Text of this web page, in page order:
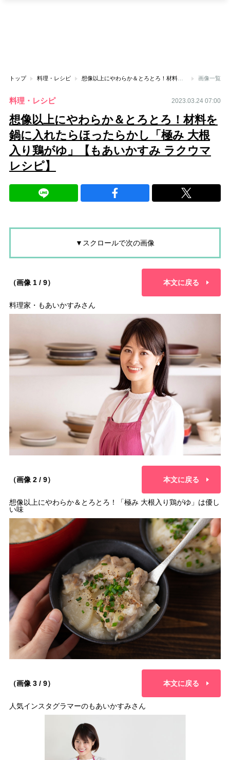
トップ 料理・レシピ 想像以上にやわらか＆とろとろ！材料を鍋に入れたらほったらかし「極み 大根入り鶏がゆ」【もあいかすみ ラクウマレシピ】 画像一覧
料理・レシピ 2023.03.24 07:00
想像以上にやわらか＆とろとろ！材料を
鍋に入れたらほったらかし「極み 大根
入り鶏がゆ」【もあいかすみ ラクウマ
レシピ】
▼スクロールで次の画像
（画像 1 / 9） 本文に戻る
料理家・もあいかすみさん
（画像 2 / 9） 本文に戻る
想像以上にやわらか＆とろとろ！「極み 大根入り鶏がゆ」は優し
い味
（画像 3 / 9） 本文に戻る
人気インスタグラマーのもあいかすみさん